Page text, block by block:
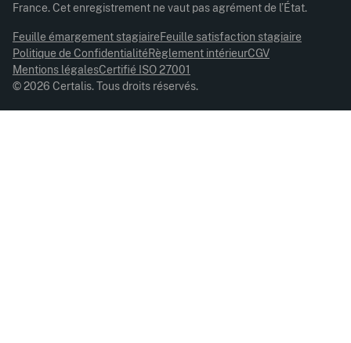
France. Cet enregistrement ne vaut pas agrément de l’État.
© 2026 Certalis. Tous droits réservés.
Feuille émargement stagiaireFeuille satisfaction stagiaire
Politique de ConfidentialitéRèglement intérieurCGV
Mentions légalesCertifié ISO 27001